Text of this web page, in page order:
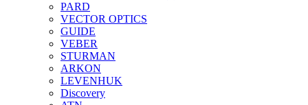
PARD
VECTOR OPTICS
GUIDE
VEBER
STURMAN
ARKON
LEVENHUK
Discovery